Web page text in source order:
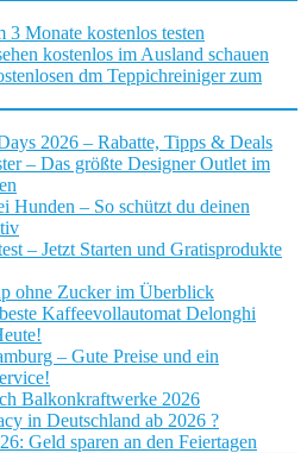
3 Monate kostenlos testen
kostenlos im Ausland schauen
dm Teppichreiniger zum
2026 – Rabatte, Tipps & Deals
– Das größte Designer Outlet im
Hunden – So schützt du deinen
– Jetzt Starten und Gratisprodukte
ohne Zucker im Überblick
Kaffeevollautomat Delonghi
– Gute Preise und ein
Balkonkraftwerke 2026
in Deutschland ab 2026 ?
Geld sparen an den Feiertagen